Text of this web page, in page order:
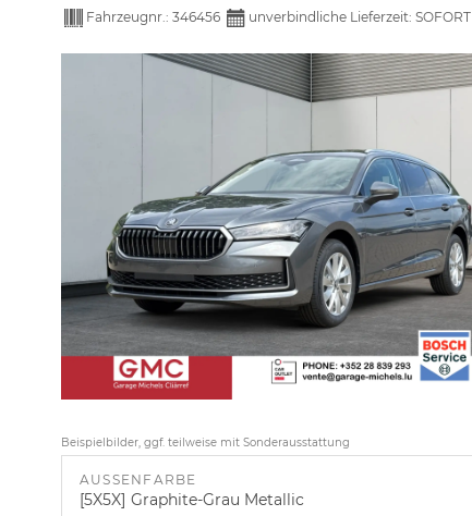
Fahrzeugnr.: 346456 unverbindliche Lieferzeit: SOFORT
Beispielbilder, ggf. teilweise mit Sonderausstattung
AUSSENFARBE
5X5X Graphite-Grau Metallic